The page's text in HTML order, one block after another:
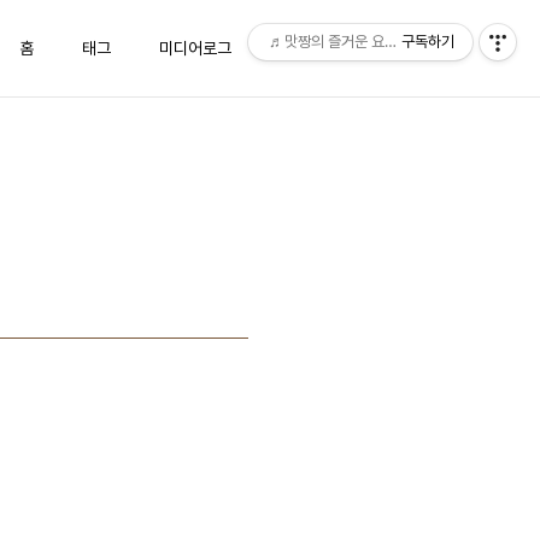
홈 태그 미디어로그 위치로그 방명록
♬맛짱의 즐거운 요리시간♬
구독하기